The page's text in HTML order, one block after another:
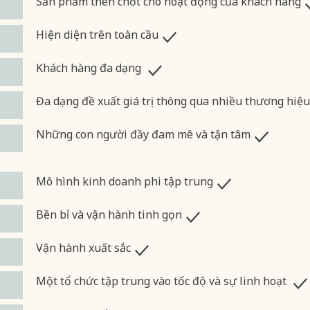
Hiện diện trên toàn cầu
Khách hàng đa dạng
Đa dạng đề xuất giá trị thông qua nhiều thương hiệu
Những con người đầy đam mê và tận tâm
Mô hình kinh doanh phi tập trung
Bền bỉ và vận hành tinh gọn
Vận hành xuất sắc
Một tổ chức tập trung vào tốc độ và sự linh hoạt